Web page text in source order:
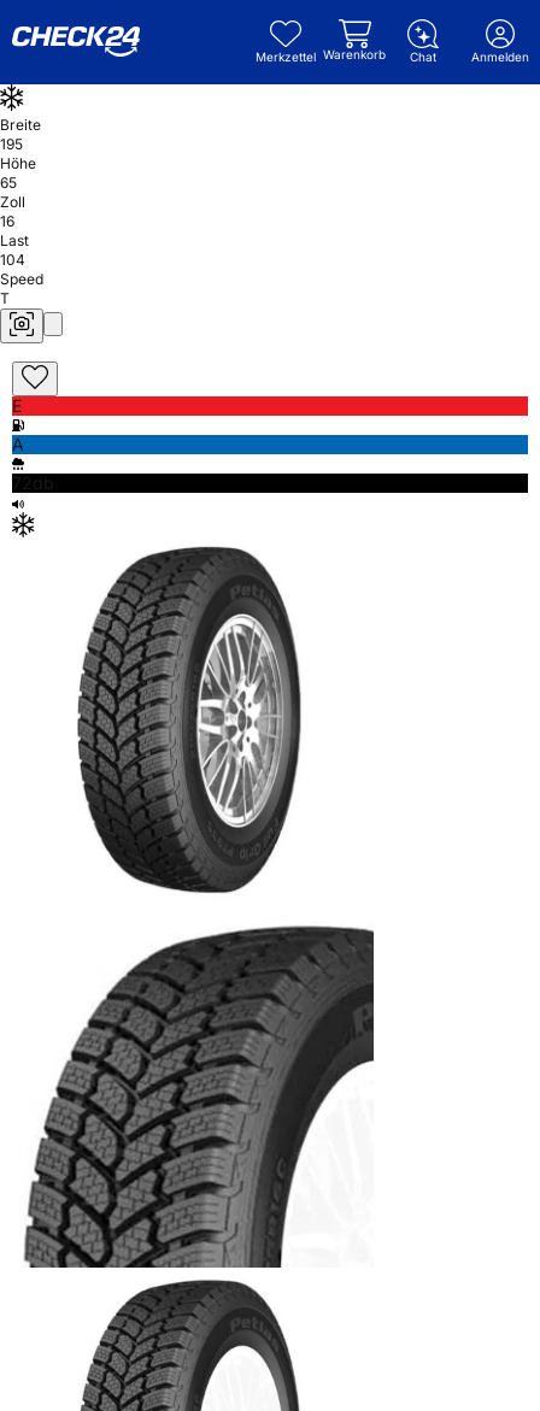
Merkzettel Warenkorb Chat Anmelden
Breite
195
Höhe
65
Zoll
16
Last
104
Speed
T
E
A
72db